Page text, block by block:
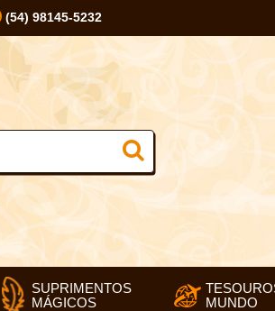
(54) 98145-5232
SUPRIMENTOS
MÁGICOS
MUNDO